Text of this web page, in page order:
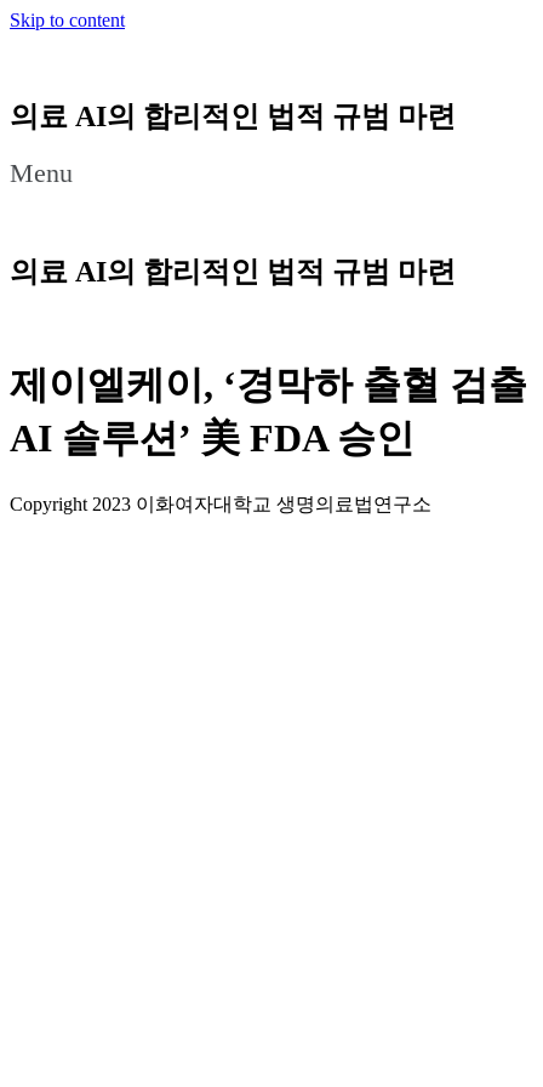
Skip to content
의료 AI의 합리적인 법적 규범 마련
Menu
의료 AI의 합리적인 법적 규범 마련
제이엘케이, ‘경막하 출혈 검출
AI 솔루션’ 美 FDA 승인
Copyright 2023 이화여자대학교 생명의료법연구소